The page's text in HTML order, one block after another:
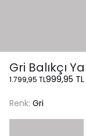
Gri Balıkçı
1.799,95 TL999,95 TL
Renk: Gri